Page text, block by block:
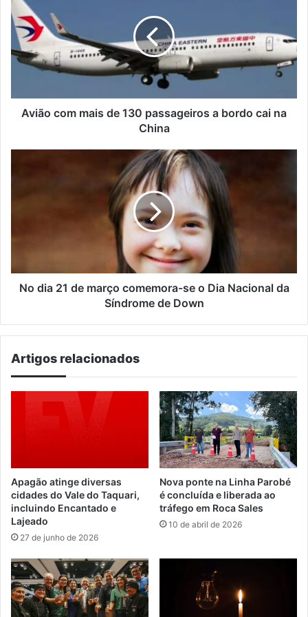
mais
de
130
passageiros
cai
Avião com mais de 130 passageiros a bordo cai na
China
Dia
Nacional
No dia 21 de março comemora-se o Dia Nacional da
Síndrome de Down
Artigos relacionados
Apagão atinge diversas
cidades do Vale do Taquari,
incluindo Encantado e
Lajeado
27 de junho de 2026
Nova ponte na Linha Parobé
é concluída e liberada ao
tráfego em Roca Sales
10 de abril de 2026